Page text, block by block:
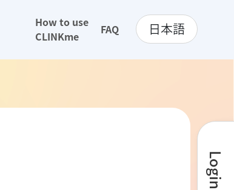
How to use
CLINKme
FAQ 日本語
Login